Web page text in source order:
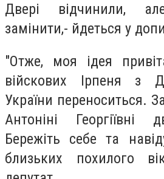
Двері відчинили,
замінити,- йдеться у
"Отже, моя ідея
війскових Ірпеня з
України переноситься.
Антоніні Георгіївні
Бережіть себе та
близьких похилого